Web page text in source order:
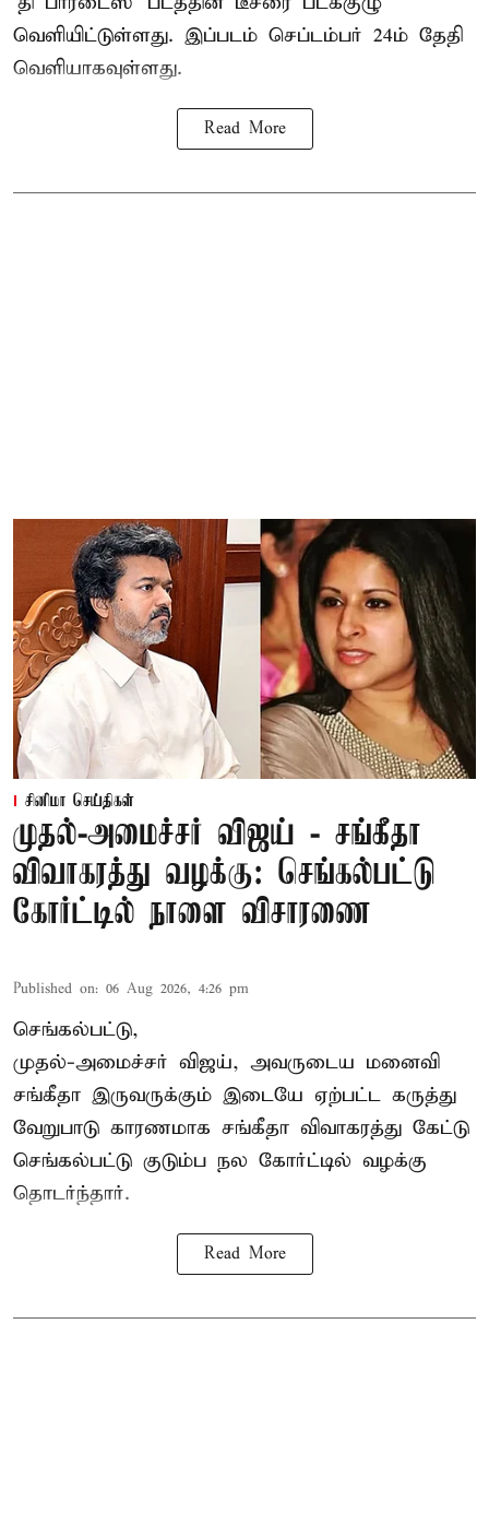
வெளியிட்டுள்ளது. இப்படம் செப்டம்பர் 24ம் தேதி
வெளியாகவுள்ளது.
Read More
சினிமா செய்திகள்
முதல்-அமைச்சர் விஜய் - சங்கீதா
விவாகரத்து வழக்கு: செங்கல்பட்டு
கோர்ட்டில் நாளை விசாரணை
Published on: 06 Aug 2026, 4:26 pm
செங்கல்பட்டு,
முதல்-அமைச்சர் விஜய், அவருடைய மனைவி
சங்கீதா இருவருக்கும் இடையே ஏற்பட்ட கருத்து
வேறுபாடு காரணமாக சங்கீதா விவாகரத்து கேட்டு
செங்கல்பட்டு குடும்ப நல கோர்ட்டில் வழக்கு
தொடர்ந்தார்.
Read More